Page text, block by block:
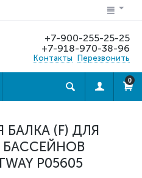
+7-900-255-25-25
+7-918-970-38-96
Контакты Перезвонить
0
(F) ДЛЯ
P05605